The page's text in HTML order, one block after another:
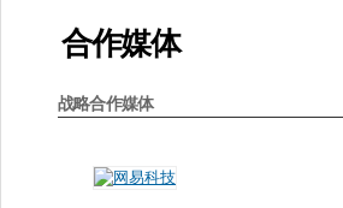
合作媒体
战略合作媒体